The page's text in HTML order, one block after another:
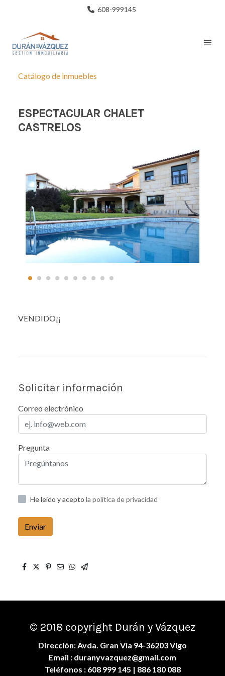
608-999145
Catálogo de inmuebles
ESPECTACULAR CHALET
CASTRELOS
VENDIDO¡¡
Solicitar información
Correo electrónico
Pregunta
He leído y acepto la política de privacidad
Enviar
© 2018 copyright Durán y Vázquez
Dirección: Avda. Gran Vía 94-36203 Vigo
Email : duranyvazquez@gmail.com
Teléfonos : 608 999 145 | 886 180 088